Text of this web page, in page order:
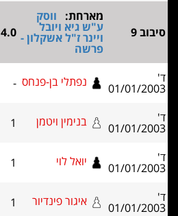
9
מארחת:ווסק
ע"ש גיא ויובל
ויינר ז"ל אשקלון -
פרשה
4.0
0.0
01/01/ נפתלי בן-פנחס -
01/01/ בנימין ויטמן 1
0
01/01/ יואל לוי 0
01/01/ איגור פינדיור 1
0